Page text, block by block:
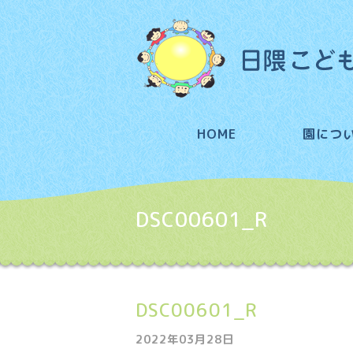
HOME 園につ
DSC00601_R
DSC00601_R
2022年03月28日